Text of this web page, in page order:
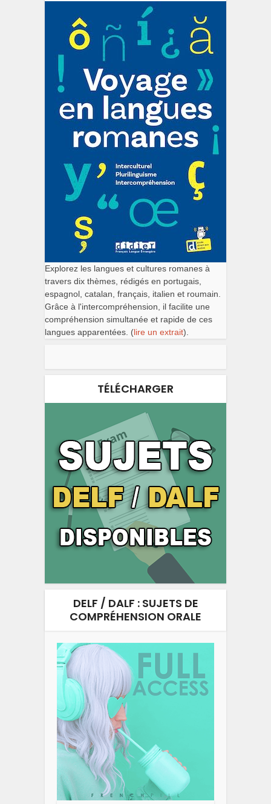
Explorez les langues et cultures romanes à
travers dix thèmes, rédigés en portugais,
espagnol, catalan, français, italien et roumain.
Grâce à l'intercompréhension, il facilite une
compréhension simultanée et rapide de ces
langues apparentées. (lire un extrait).
TÉLÉCHARGER
DELF / DALF : SUJETS DE
COMPRÉHENSION ORALE